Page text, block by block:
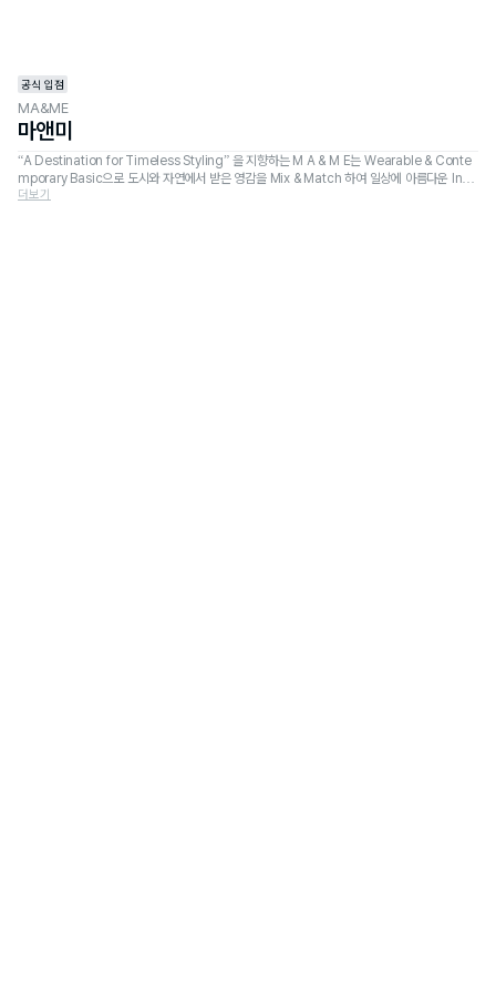
공식 입점
MA&ME
마앤미
“A Destination for Timeless Styling” 을 지향하는 M A & M E는 Wearable & Conte
mporary Basic으로 도시와 자연에서 받은 영감을 Mix & Match 하여 일상에 아름다운 Insp
iration을 제공하고자 합니다.
더보기